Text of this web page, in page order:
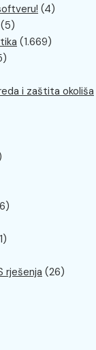
(4)
(5)
(1.669)
i zaštita okoliša
rješenja (26)